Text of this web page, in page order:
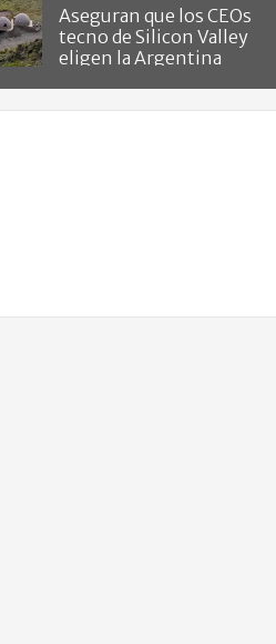
Aseguran que los CEOs
tecno de Silicon Valley
eligen la Argentina